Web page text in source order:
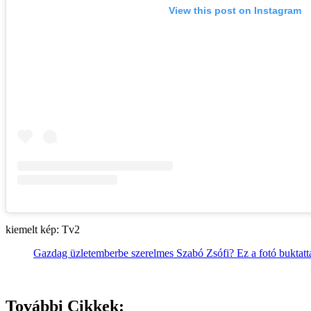
View this post on Instagram
kiemelt kép: Tv2
Gazdag üzletemberbe szerelmes Szabó Zsófi? Ez a fotó
További Cikkek: